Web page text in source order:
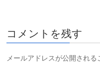
コメントを残す
メールアドレスが公開される